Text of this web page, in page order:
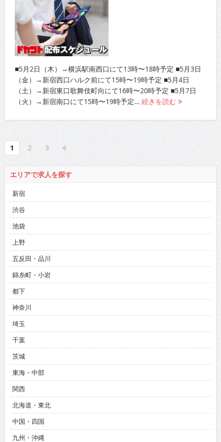
■5月2日（木）→横浜駅南西口にて13時〜18時予定 ■5月3日
（金）→新宿西口ハルク前にて15時〜19時予定 ■5月4日
（土）→新宿東口歌舞伎町向にて16時〜20時予定 ■5月7日
（火）→新宿南口にて15時〜19時予定… 続きを読む
1 2 3 4
エリアで求人を探す
新宿
渋谷
池袋
上野
五反田・品川
錦糸町・小岩
都下
神奈川
埼玉
千葉
茨城
東海・中部
関西
北海道・東北
中国・四国
九州・沖縄